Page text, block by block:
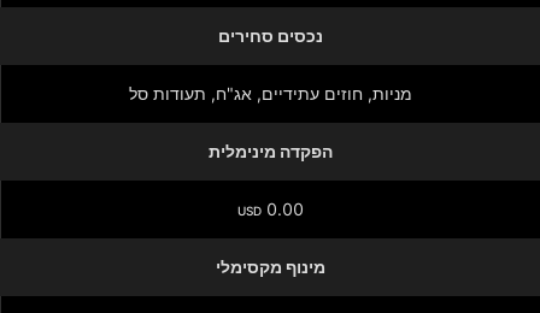
נכסים סחירים
מניות‏, חוזים עתידיים, אג"ח, תעודות סל
הפקדה מינימלית
0.00
USD
מינוף מקסימלי